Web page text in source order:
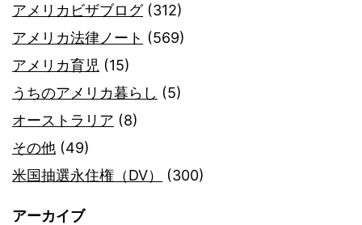
アメリカビザブログ(312)
アメリカ法律ノート (569)
アメリカ育児 (15)
うちのアメリカ暮らし (5)
オーストラリア (8)
その他 (49)
米国抽選永住権（DV）
(300)
アーカイブ